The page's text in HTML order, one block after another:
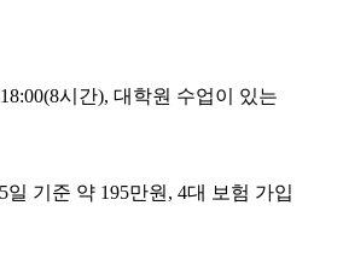
시간), 대학원 수업이 있는
5일 기준 약 195만원 , 4대 보험 가입